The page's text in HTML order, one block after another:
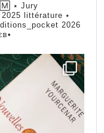
Jury
littérature ⭑
2026